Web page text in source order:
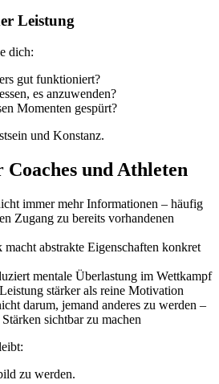
Leistung
dich:
gut funktioniert?
es anzuwenden?
Momenten gespürt?
und Konstanz.
und Athleten
immer mehr Informationen – häufig
Zugang zu bereits vorhandenen
abstrakte Eigenschaften konkret
mentale Überlastung im Wettkampf
stärker als reine Motivation
darum, jemand anderes zu werden –
sichtbar zu machen
zu werden.